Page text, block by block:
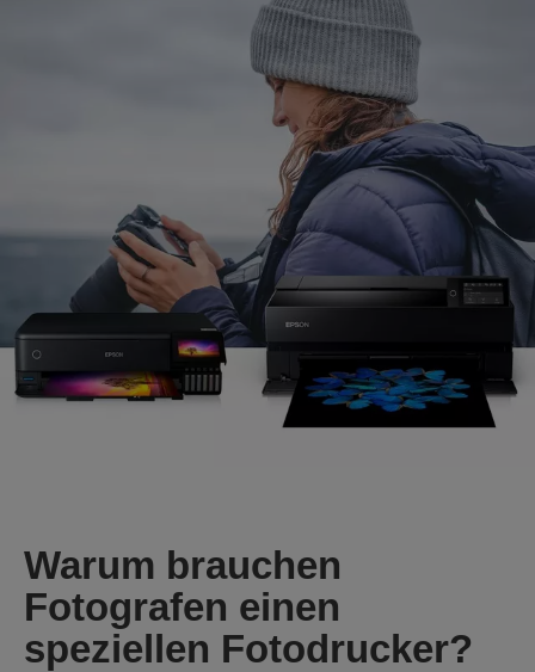
Warum brauchen
Fotografen einen
speziellen Fotodrucker?